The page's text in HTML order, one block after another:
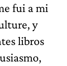
fui a mi
y
libros